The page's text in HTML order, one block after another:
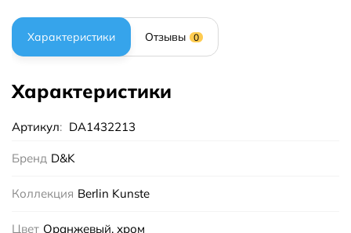
Характеристики Отзывы 0
Характеристики
Артикул: DA1432213
Бренд D&K
Коллекция Berlin Kunste
Цвет Оранжевый, хром